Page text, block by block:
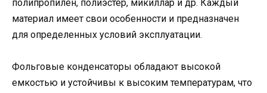
полипропилен, полиэстер, микиллар и др. Каждый
материал имеет свои особенности и предназначен
для определенных условий эксплуатации.
Фольговые конденсаторы обладают высокой
емкостью и устойчивы к высоким температурам, что